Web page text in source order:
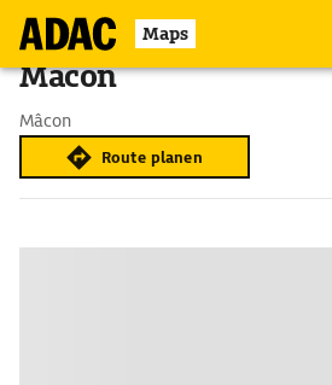
Maps
Mâcon
Mâcon
Route planen